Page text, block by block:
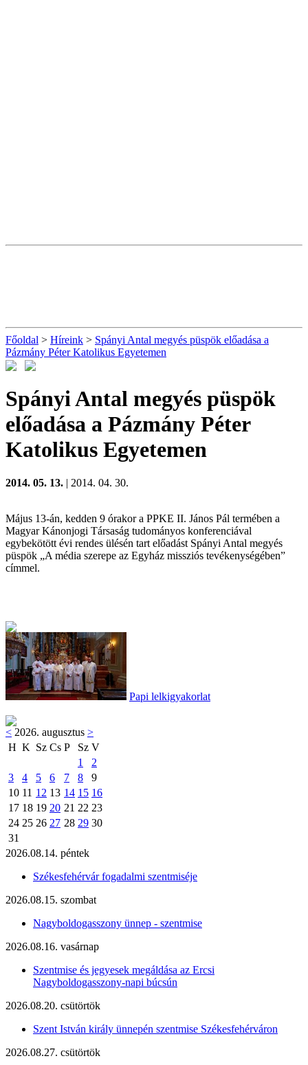
Főoldal > Híreink > Spányi Antal megyés püspök előadása a
Pázmány Péter Katolikus Egyetemen
Spányi Antal megyés püspök
előadása a Pázmány Péter
Katolikus Egyetemen
2014. 05. 13. | 2014. 04. 30.
Május 13-án, kedden 9 órakor a PPKE II. János Pál termében a
Magyar Kánonjogi Társaság tudományos konferenciával
egybekötött évi rendes ülésén tart előadást Spányi Antal megyés
püspök „A média szerepe az Egyház missziós tevékenységében”
címmel.
Papi lelkigyakorlat
< 2026. augusztus >
H K Sz Cs P Sz V
1
2
3
4 5 6 7 8
9
10 11 12 13 14 15 16
17 18 19 20 21 22 23
24 25 26 27 28 29 30
31
2026.08.14. péntek
Székesfehérvár fogadalmi szentmiséje
2026.08.15. szombat
Nagyboldogasszony ünnep - szentmise
2026.08.16. vasárnap
Szentmise és jegyesek megáldása az Ercsi
Nagyboldogasszony-napi búcsún
2026.08.20. csütörtök
Szent István király ünnepén szentmise Székesfehérváron
2026.08.27. csütörtök